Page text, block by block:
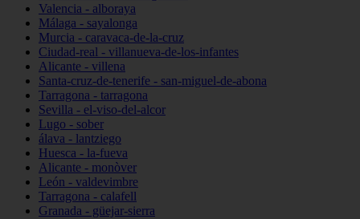
Valencia - alboraya
Málaga - sayalonga
Murcia - caravaca-de-la-cruz
Ciudad-real - villanueva-de-los-infantes
Alicante - villena
Santa-cruz-de-tenerife - san-miguel-de-abona
Tarragona - tarragona
Sevilla - el-viso-del-alcor
Lugo - sober
álava - lantziego
Huesca - la-fueva
Alicante - monòver
León - valdevimbre
Tarragona - calafell
Granada - güejar-sierra